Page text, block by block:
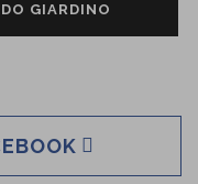
GIARDINO